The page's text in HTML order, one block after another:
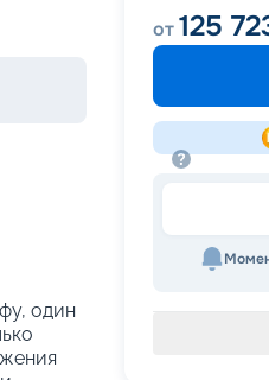
один
от125